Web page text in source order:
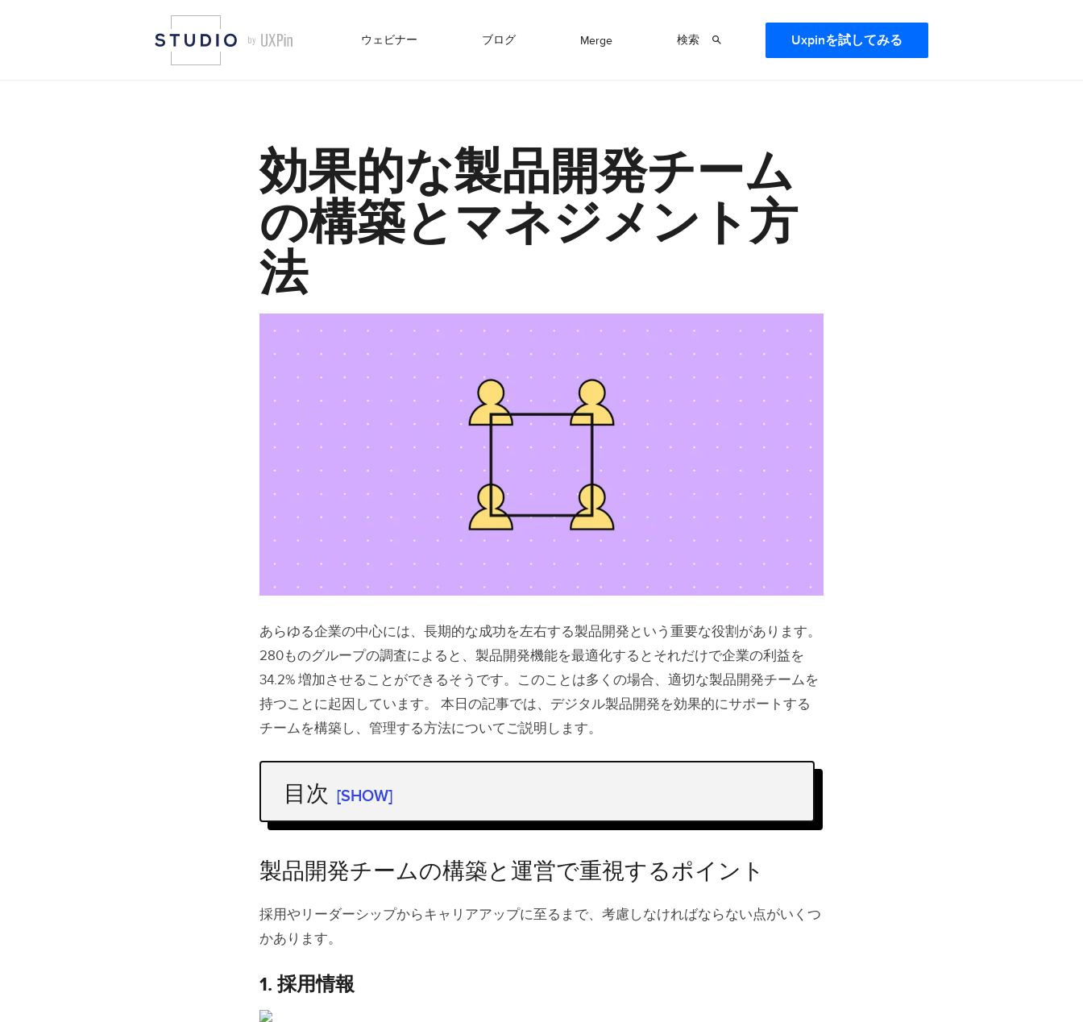
ウェビナー ブログ Merge 検索 Uxpinを試してみる
効果的な製品開発チーム
の構築とマネジメント方
法
あらゆる企業の中心には、長期的な成功を左右する製品開発という重要な役割があります。
280ものグループの調査によると、製品開発機能を最適化するとそれだけで企業の利益を
34.2% 増加させることができるそうです。このことは多くの場合、適切な製品開発チームを
持つことに起因しています。 本日の記事では、デジタル製品開発を効果的にサポートする
チームを構築し、管理する方法についてご説明します。
目次 [SHOW]
製品開発チームの構築と運営で重視するポイント
1.採用情報
適切なスキル評価方法の使用
製品開発チームの構築と運営で重視するポイント
採用やリーダーシップからキャリアアップに至るまで、考慮しなければならない点がいくつ
かあります。
1. 採用情報